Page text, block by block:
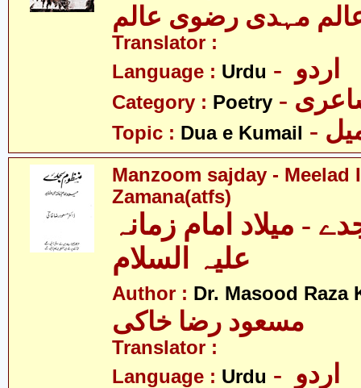
مہدی رضوی عالم
Translator :
Language : Urdu
Category : Poetry
Topic : Dua e Kumail
Manzoom sajday - Meelad
Zamana(atfs)
- میلاد امام زمانہ
علیہ السلام
Author : Dr. Masood Raza
مسعود رضا خاکی
Translator :
Language : Urdu